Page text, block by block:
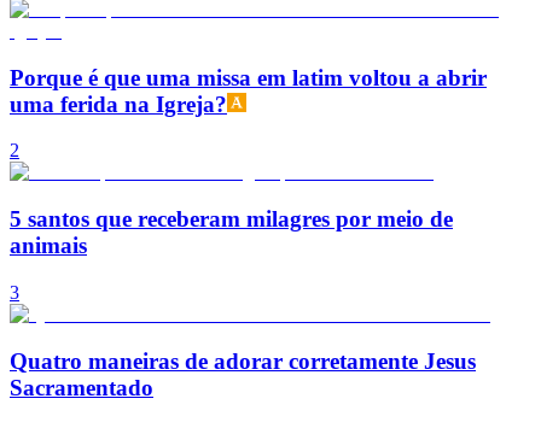
Porque é que uma missa em latim voltou a abrir
uma ferida na Igreja?
2
5 santos que receberam milagres por meio de
animais
3
Quatro maneiras de adorar corretamente Jesus
Sacramentado